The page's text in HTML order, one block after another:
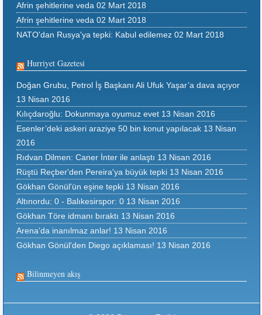
Afrin şehitlerine veda 02 Mart 2018
Afrin şehitlerine veda 02 Mart 2018
NATO'dan Rusya'ya tepki: Kabul edilemez 02 Mart 2018
Hurriyet Gazetesi
Doğan Grubu, Petrol İş Başkanı Ali Ufuk Yaşar’a dava açıyor
13 Nisan 2016
Kılıçdaroğlu: Dokunmaya oyumuz evet 13 Nisan 2016
Esenler’deki askeri araziye 50 bin konut yapılacak 13 Nisan
2016
Rıdvan Dilmen: Caner İnter ile anlaştı 13 Nisan 2016
Rüştü Reçber'den Pereira'ya büyük tepki 13 Nisan 2016
Gökhan Gönül'ün eşine tepki 13 Nisan 2016
Altınordu: 0 - Balıkesirspor: 0 13 Nisan 2016
Gökhan Töre idmanı bıraktı 13 Nisan 2016
Arena’da inanılmaz anlar! 13 Nisan 2016
Gökhan Gönül'den Diego açıklaması! 13 Nisan 2016
Bilinmeyen akış